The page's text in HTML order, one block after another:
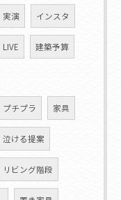
実演 インスタ
LIVE 建築予算
プチプラ 家具
泣ける提案
リビング階段